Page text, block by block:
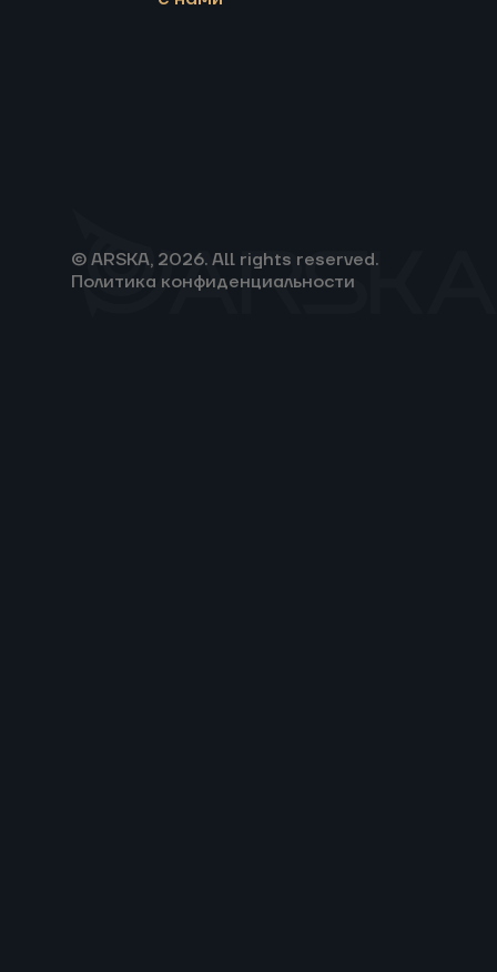
© ARSKA, 2026. All rights reserved.
Политика конфиденциальности